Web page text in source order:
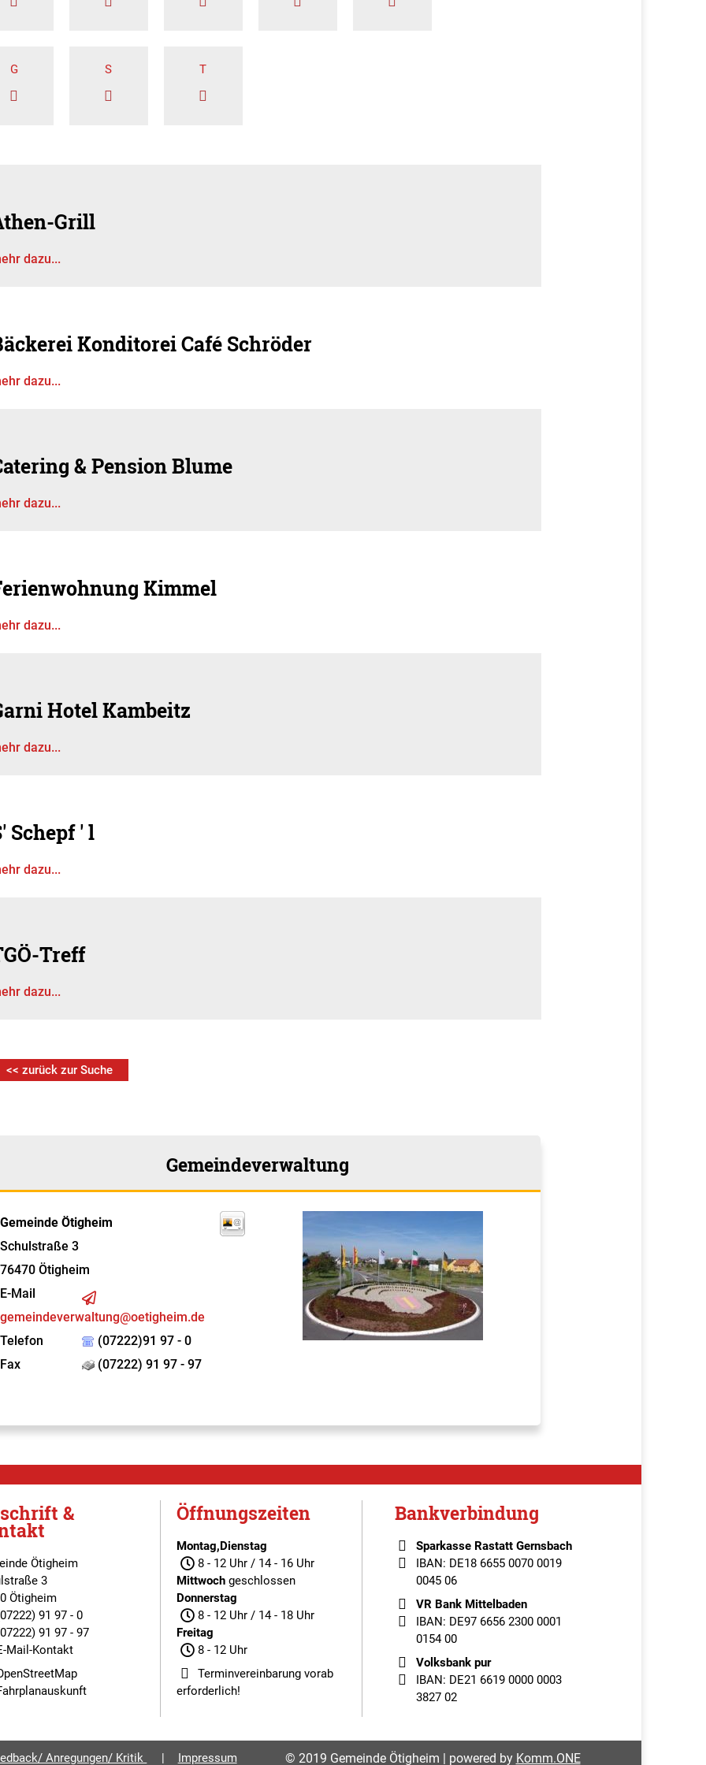
G S T
Grill
dazu...
Konditorei Café Schröder
dazu...
& Pension Blume
dazu...
Kimmel
dazu...
Hotel Kambeitz
dazu...
Schepf ' l
dazu...
Treff
dazu...
<< zurück zur Suche
Gemeindeverwaltung
Gemeinde Ötigheim
Schulstraße 3
76470 Ötigheim
E-Mail
gemeindeverwaltung@oetigheim.de
Telefon
(07222)91 97 - 0
Fax
(07222) 91 97 - 97
&
Ötigheim
3
Ötigheim
91 97 - 0
91 97 - 97
Mail-Kontakt
Öffnungszeiten
Montag,Dienstag
8 - 12 Uhr / 14 - 16 Uhr
Mittwoch geschlossen
Donnerstag
8 - 12 Uhr / 14 - 18 Uhr
Freitag
8 - 12 Uhr
Terminvereinbarungvorab
erforderlich!
Bankverbindung
Sparkasse Rastatt Gernsbach
IBAN: DE18 6655 0070 0019
0045 06
VR Bank Mittelbaden
IBAN: DE97 6656 2300 0001
0154 00
Volksbank pur
IBAN: DE21 6619 0000 0003
3827 02
Anregungen/ Kritik Impressum © 2019 Gemeinde Ötigheim | powered by Komm.ONE